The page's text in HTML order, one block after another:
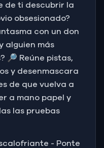
de ti descubrir la
obsesionado?
con un don
alguien más
🔎 Reúne pistas,
y desenmascara
de que vuelva a
a mano papel y
las pruebas
- Ponte